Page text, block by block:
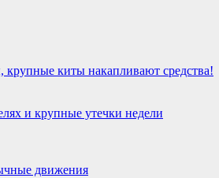
крупные киты накапливают средства!
и крупные утечки недели
движения